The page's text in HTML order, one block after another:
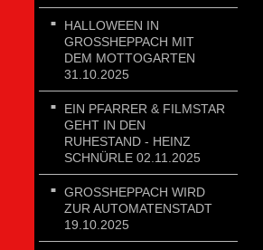
HALLOWEEN IN
GROSSHEPPACH MIT D
EM MOTTOGARTEN 3
1.10.2025
EIN PFARRER & FILMSTAR
GEHT IN DEN
RUHESTAND - HEINZ
SCHNÜRLE 02.11.2025
GROSSHEPPACH WIRD Z
UR AUTOMATENSTADT 1
9.10.2025